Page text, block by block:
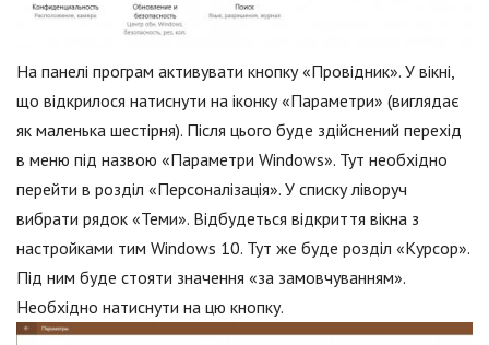
На панелі програм активувати кнопку «Провідник». У вікні,
що відкрилося натиснути на іконку «Параметри» (виглядає
як маленька шестірня). Після цього буде здійснений перехід
в меню під назвою «Параметри Windows». Тут необхідно
перейти в розділ «Персоналізація». У списку ліворуч
вибрати рядок «Теми». Відбудеться відкриття вікна з
настройками тим Windows 10. Тут же буде розділ «Курсор».
Під ним буде стояти значення «за замовчуванням».
Необхідно натиснути на цю кнопку.